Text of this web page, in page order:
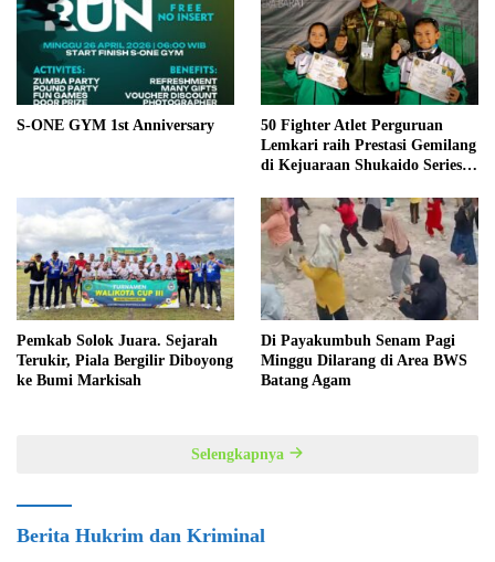
S-ONE GYM 1st Anniversary
50 Fighter Atlet Perguruan
Lemkari raih Prestasi Gemilang
di Kejuaraan Shukaido Series 1
Pemkab Solok Juara. Sejarah
Terukir, Piala Bergilir Diboyong
ke Bumi Markisah
Di Payakumbuh Senam Pagi
Minggu Dilarang di Area BWS
Batang Agam
Selengkapnya
Berita Hukrim dan Kriminal